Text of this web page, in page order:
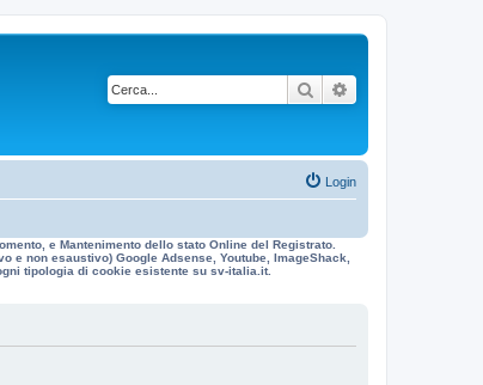
Cerca
Login
e Mantenimento dello stato Online del Registrato.
non esaustivo) Google Adsense, Youtube, ImageShack,
tipologia di cookie esistente su sv-italia.it.